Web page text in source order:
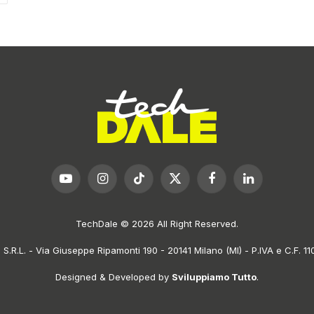
YouTubeInstagramTikTok
X
FacebookLinkedIn
TechDale © 2026 All Right Reserved.
S.R.L. - Via Giuseppe Ripamonti 190 - 20141 Milano (MI) - P.IVA e C.F.
Designed & Developed by Sviluppiamo Tutto.